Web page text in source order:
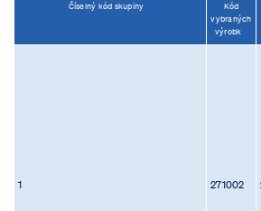
Číselný kód skupiny ...
Kód
vybraných
výrobk...
1 271002